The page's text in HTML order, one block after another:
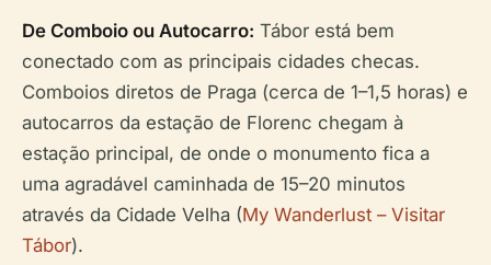
De Comboio ou Autocarro: Tábor está bem
conectado com as principais cidades checas.
Comboios diretos de Praga (cerca de 1–1,5 horas) e
autocarros da estação de Florenc chegam à
estação principal, de onde o monumento fica a
uma agradável caminhada de 15–20 minutos
através da Cidade Velha (My Wanderlust – Visitar
Tábor).